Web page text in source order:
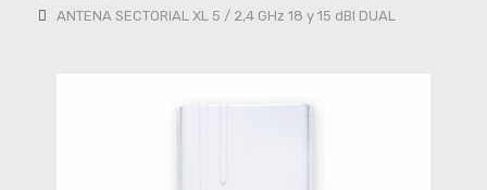
ANTENA SECTORIAL XL 5 / 2,4 GHz 18 y 15 dBI DUAL